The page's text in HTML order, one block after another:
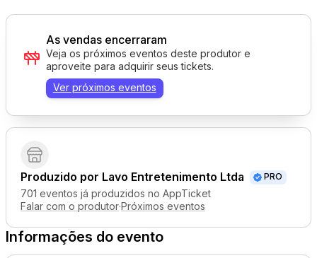
Produzido por Lavo Entretenimento Ltda PRO
701 eventos já produzidos no AppTicket
Falar com o produtor·Próximos eventos
Informações do evento
As vendas encerraram
Veja os próximos eventos deste produtor e
aproveite para adquirir seus tickets.
Ver próximos eventos